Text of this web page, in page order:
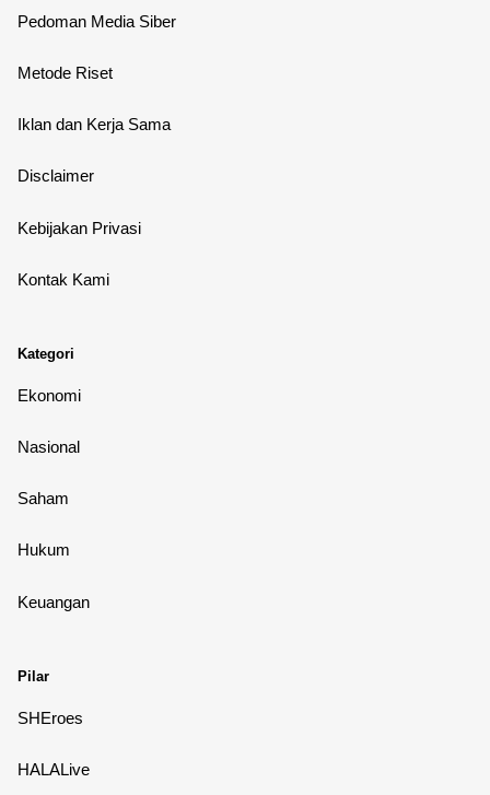
Pedoman Media Siber
Metode Riset
Iklan dan Kerja Sama
Disclaimer
Kebijakan Privasi
Kontak Kami
Kategori
Ekonomi
Nasional
Saham
Hukum
Keuangan
Pilar
SHEroes
HALALive